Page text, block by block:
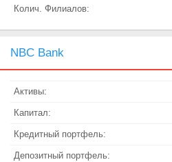
Колич. Филиалов:
NBC Bank
Активы:
Капитал:
Кредитный портфель:
Депозитный портфель: